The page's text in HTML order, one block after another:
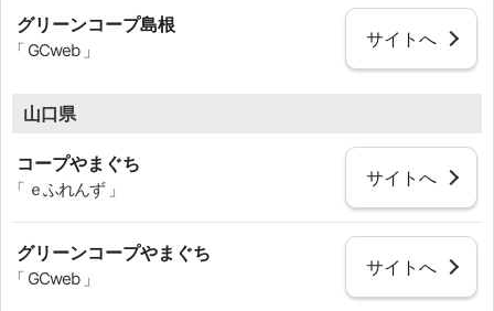
グリーンコープ島根
「 GCweb 」
サイトへ
山口県
コープやまぐち
「 ｅふれんず 」
サイトへ
グリーンコープやまぐち
「 GCweb 」
サイトへ